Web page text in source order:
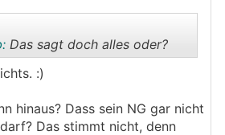
..
Das sagt doch alles oder?
:)
hinaus? Dass sein NG gar nicht
Das stimmt nicht, denn